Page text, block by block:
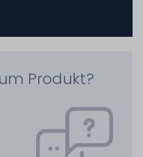
Produkt?